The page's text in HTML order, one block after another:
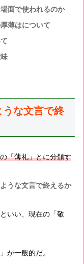
面で使われるのか
薄はについて
な文言で終
「薄礼」とに分類す
うな文言で終えるか
といい、現在の「敬
」が一般的だ。